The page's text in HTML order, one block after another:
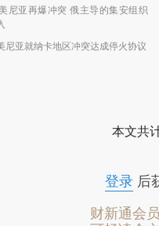
尼亚再爆冲突 俄主导的集安组织
尼亚就纳卡地区冲突达成停火协议
本文共
登录后
财新通会员